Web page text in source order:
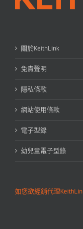
關於KeithLink
免責聲明
隱私條款
網站使用條款
電子型錄
幼兒童電子型錄
如您欲經銷代理